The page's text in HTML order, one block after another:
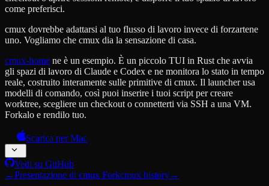
come preferisci.
cmux dovrebbe adattarsi al tuo flusso di lavoro invece di forzartene
uno. Vogliamo che cmux dia la sensazione di casa.
cmux-home ne è un esempio. È un piccolo TUI in Rust che avvia
gli spazi di lavoro di Claude e Codex e ne monitora lo stato in tempo
reale, costruito interamente sulle primitive di cmux. Il launcher usa
modelli di comando, così puoi inserire i tuoi script per creare
worktree, scegliere un checkout o connetterti via SSH a una VM.
Forkalo e rendilo tuo.
Scarica per Mac
Vedi su GitHub
←Presentazione di cmux Forkcmux history→